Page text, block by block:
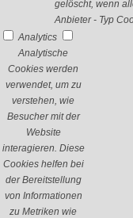
gelöscht, wenn
Anbieter - Typ
Analytics
Analytische
Cookies werden
verwendet, um zu
verstehen, wie
Besucher mit der
Website
interagieren. Diese
Cookies helfen bei
der Bereitstellung
von Informationen
zu Metriken wie